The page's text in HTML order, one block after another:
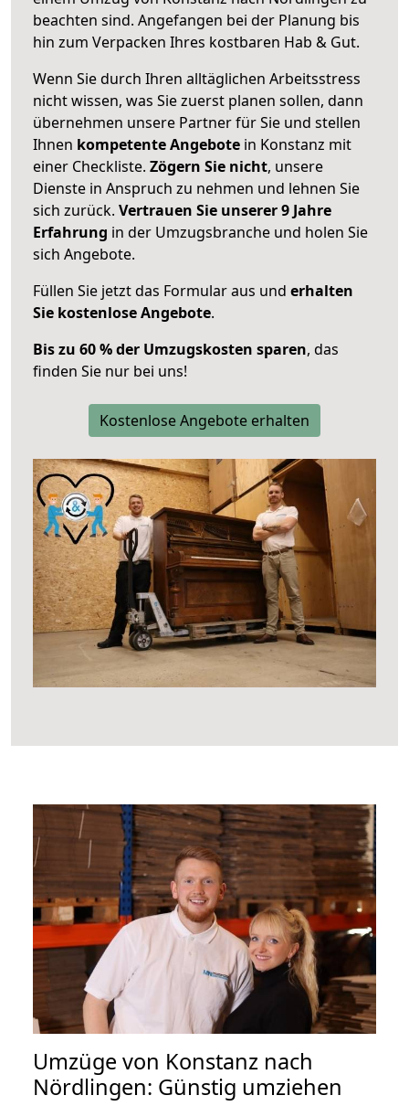
beachten sind. Angefangen bei der Planung bis
hin zum Verpacken Ihres kostbaren Hab & Gut.
Wenn Sie durch Ihren alltäglichen Arbeitsstress
nicht wissen, was Sie zuerst planen sollen, dann
übernehmen unsere Partner für Sie und stellen
Ihnen kompetente Angebote in Konstanz mit
einer Checkliste. Zögern Sie nicht, unsere
Dienste in Anspruch zu nehmen und lehnen Sie
sich zurück. Vertrauen Sie unserer 9 Jahre
Erfahrung in der Umzugsbranche und holen Sie
sich Angebote.
Füllen Sie jetzt das Formular aus und erhalten
Sie kostenlose Angebote.
Bis zu 60 % der Umzugskosten sparen, das
finden Sie nur bei uns!
Kostenlose Angebote erhalten
Umzüge von Konstanz nach
Nördlingen: Günstig umziehen